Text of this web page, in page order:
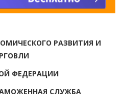
РАЗВИТИЯ И
ФЕДЕРАЦИИ
СЛУЖБА